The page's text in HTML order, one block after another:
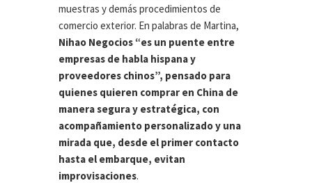
muestras y demás procedimientos de
comercio exterior. En palabras de Martina,
Nihao Negocios “es un puente entre
empresas de habla hispana y
proveedores chinos”, pensado para
quienes quieren comprar en China de
manera segura y estratégica, con
acompañamiento personalizado y una
mirada que, desde el primer contacto
hasta el embarque, evitan
improvisaciones.